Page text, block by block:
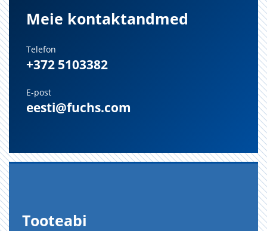
Meie kontaktandmed
Telefon
+372 5103382
E-post
eesti@fuchs.com
Too­te­abi